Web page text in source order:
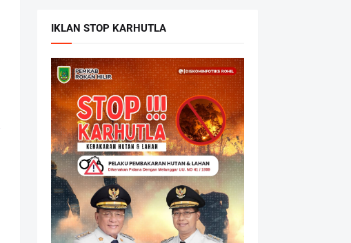
IKLAN STOP KARHUTLA